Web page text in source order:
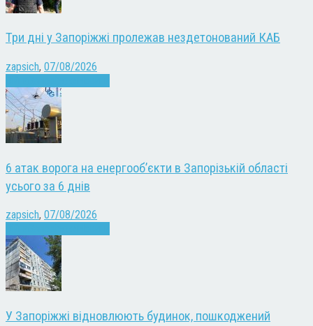
Три дні у Запоріжжі пролежав нездетонований КАБ
zapsich, 07/08/2026
6 атак ворога на енергооб’єкти в Запорізькій області
усього за 6 днів
zapsich, 07/08/2026
У Запоріжжі відновлюють будинок, пошкоджений